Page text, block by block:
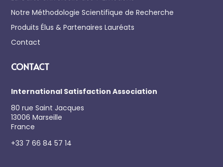
Notre Méthodologie Scientifique de Recherche
Produits Élus & Partenaires Lauréats
Contact
CONTACT
International Satisfaction Association
80 rue Saint Jacques
13006 Marseille
France
+33 7 66 84 57 14